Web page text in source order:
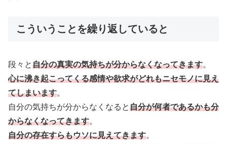
こういうことを繰り返していると
段々と自分の真実の気持ちが分からなくなってきます。
心に沸き起こってくる感情や欲求がどれもニセモノに見え
てしまいます。
自分の気持ちが分からなくなると自分が何者であるかも分
からなくなってきます。
自分の存在すらもウソに見えてきます。